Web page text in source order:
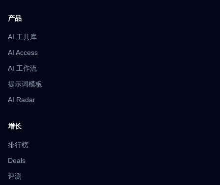
产品
AI 工具库
AI Access
AI 工作流
提示词模板
AI Radar
增长
排行榜
Deals
评测